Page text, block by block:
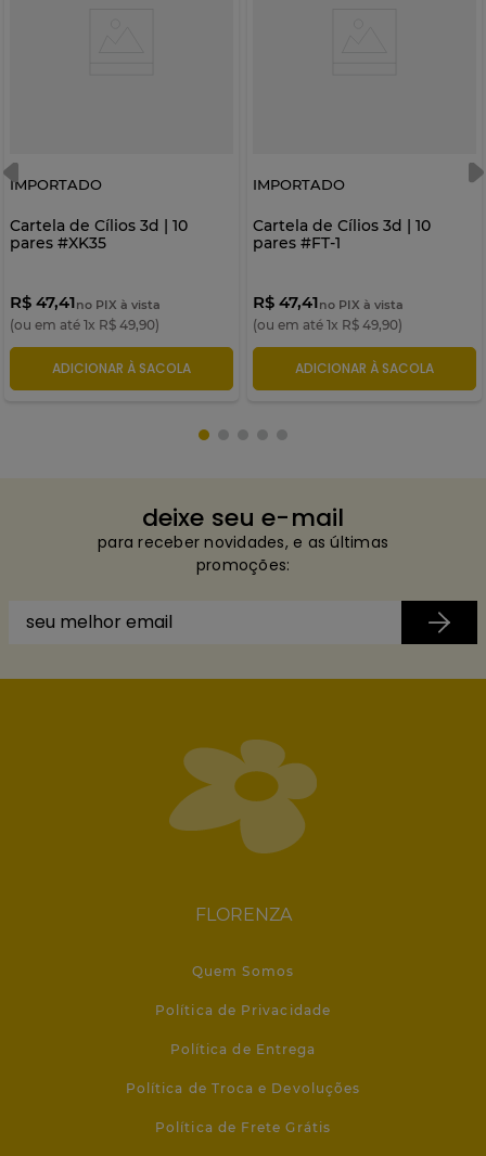
IMPORTADO
Cartela de Cílios 3d | 10
pares #XK35
R$ 47,41no PIX à vista
(ou em até 1x R$ 49,90)
ADICIONAR À SACOLA
IMPORTADO
Cartela de Cílios 3d | 10
pares #FT-1
R$ 47,41no PIX à vista
(ou em até 1x R$ 49,90)
ADICIONAR À SACOLA
deixe seu e-mail
para receber novidades, e as últimas
promoções:
FLORENZA
Quem Somos
Política de Privacidade
Política de Entrega
Política de Troca e Devoluções
Política de Frete Grátis